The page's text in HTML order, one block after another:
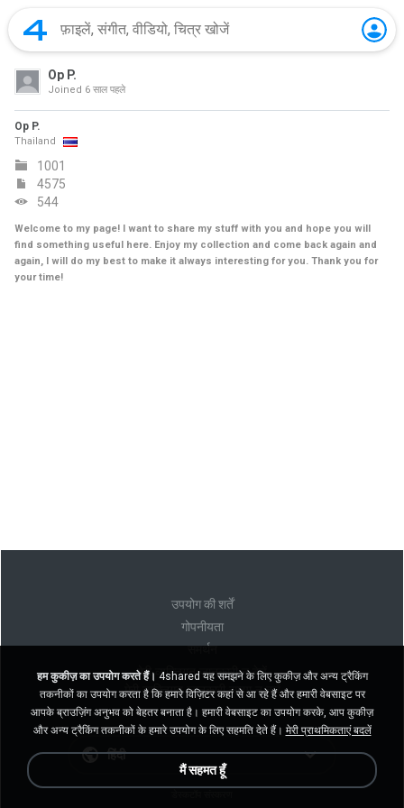
Op P.
Joined 6 साल पहले
Op P.
Thailand
1001
4575
544
Welcome to my page! I want to share my stuff with you and hope you will
find something useful here. Enjoy my collection and come back again and
again, I will do my best to make it always interesting for you. Thank you for
your time!
उपयोग की शर्तें
गोपनीयता
समर्थन
मेरी व्यक्तिगत जानकारी न बेचें
मेरी व्यक्तिगत जानकारी साझा न करें
हिंदी
हम कुकीज़ का उपयोग करते हैं। 4shared यह समझने के लिए कुकीज़ और अन्य ट्रैकिंग
तकनीकों का उपयोग करता है कि हमारे विज़िटर कहां से आ रहे हैं और हमारी वेबसाइट पर
आपके ब्राउज़िंग अनुभव को बेहतर बनाता है। हमारी वेबसाइट का उपयोग करके, आप कुकीज़
और अन्य ट्रैकिंग तकनीकों के हमारे उपयोग के लिए सहमति देते हैं। मेरी प्राथमिकताएं बदलें
मैं सहमत हूँ